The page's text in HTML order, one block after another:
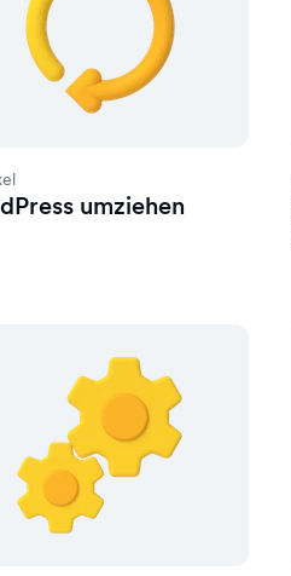
umziehen